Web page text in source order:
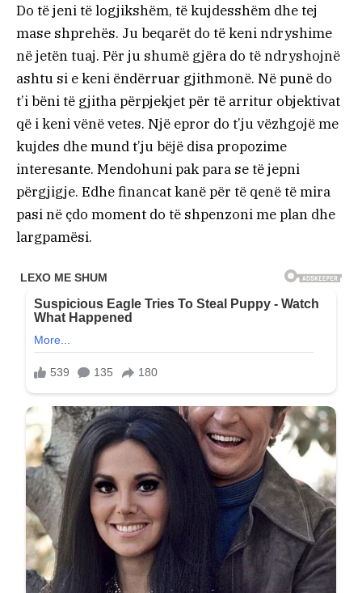
Do të jeni të logjikshëm, të kujdesshëm dhe tej
mase shprehës. Ju beqarët do të keni ndryshime
në jetën tuaj. Për ju shumë gjëra do të ndryshojnë
ashtu si e keni ëndërruar gjithmonë. Në punë do
t’i bëni të gjitha përpjekjet për të arritur objektivat
që i keni vënë vetes. Një epror do t’ju vëzhgojë me
kujdes dhe mund t’ju bëjë disa propozime
interesante. Mendohuni pak para se të jepni
përgjigje. Edhe financat kanë për të qenë të mira
pasi në çdo moment do të shpenzoni me plan dhe
largpamësi.